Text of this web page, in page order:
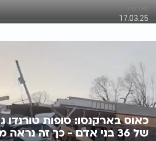
מאיר פרץ
17.03.25
כאוס בארקנסו: סופות טורנדו
של 36 בני אדם - כך זה נראה מקרוב